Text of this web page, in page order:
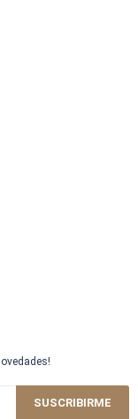
SUSCRIBIRME